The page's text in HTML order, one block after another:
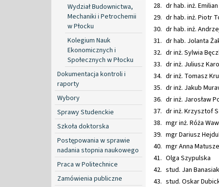
Wydział Budownictwa,
Mechaniki i Petrochemii
w Płocku
Kolegium Nauk
Ekonomicznych i
Społecznych w Płocku
Dokumentacja kontroli i
raporty
Wybory
Sprawy Studenckie
Szkoła doktorska
Postępowania w sprawie
nadania stopnia naukowego
Praca w Politechnice
Zamówienia publiczne
dr hab. inż.
dr hab. inż. Piotr
dr hab.
dr hab. Jolanta
dr inż. Sylwia
dr inż. Juliusz
dr inż. Tomasz
dr inż. Jakub
dr inż. Jarosław
dr inż. Krzysztof
mgr inż. Róża
mgr Dariusz
mgr Anna
Olga Szypulska
stud. Jan Banasiak
stud. Oskar